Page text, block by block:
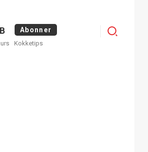
Abonner
Kokketips
Menu